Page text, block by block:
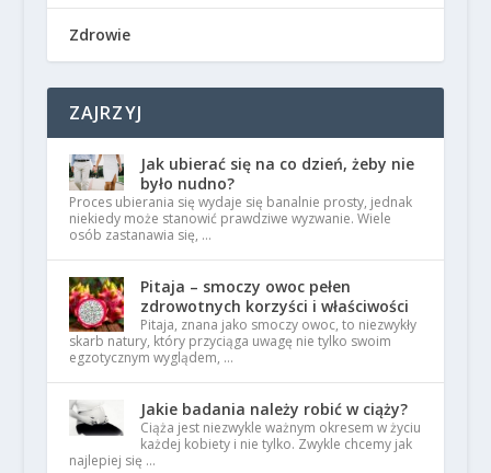
Zdrowie
ZAJRZYJ
Jak ubierać się na co dzień, żeby nie
było nudno?
Proces ubierania się wydaje się banalnie prosty, jednak
niekiedy może stanowić prawdziwe wyzwanie. Wiele
osób zastanawia się, …
Pitaja – smoczy owoc pełen
zdrowotnych korzyści i właściwości
Pitaja, znana jako smoczy owoc, to niezwykły
skarb natury, który przyciąga uwagę nie tylko swoim
egzotycznym wyglądem, …
Jakie badania należy robić w ciąży?
Ciąża jest niezwykle ważnym okresem w życiu
każdej kobiety i nie tylko. Zwykle chcemy jak
najlepiej się …